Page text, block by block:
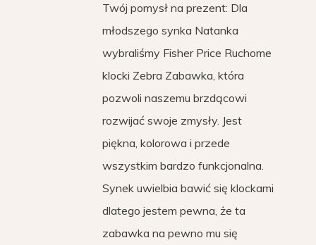
Twój pomysł na prezent: Dla
młodszego synka Natanka
wybraliśmy Fisher Price Ruchome
klocki Zebra Zabawka, która
pozwoli naszemu brzdącowi
rozwijać swoje zmysły. Jest
piękna, kolorowa i przede
wszystkim bardzo funkcjonalna.
Synek uwielbia bawić się klockami
dlatego jestem pewna, że ta
zabawka na pewno mu się